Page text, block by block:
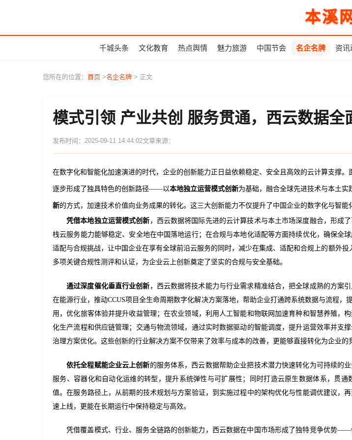
本溪网
千城头条 文化教育 热点舆情 魅力旅游 中国节会 名企名牌 资讯
您所在的位置： 首页 >名企名牌 > 正文
模式引领 产业共创 服务贯通，西云数据全
发布时间：2025-09-11 14:44:02文章来源：
在数字化和智能化加速演进的时代，企业的创新能力正日益依赖稳定、安全且高效的云计算支撑
逐步形成了独具特色的创新路径——以本地独立运营模式创新为基础，融合全球先进技术与本土实
新的方式，加速技术价值向业务成果的转化。这三大创新能力不仅提升了中国企业的数字化与智
凭借本地独立运营模式创新 ，西云数据将国际先进的云计算技术与本土市场深度融合，形成
栈云服务能力能够稳定、安全地在中国落地运行；在合规与本地化适配等方面持续优化，确保全
适配与合规挑战，让中国企业在享有全球前沿云服务的同时，减少在集成、适配和合规上的额外
多项关键合规性测评和认证，为企业云上创新奠定了坚实的合规与安全基础。
通过深度催化垂直行业创新 ，西云数据将技术能力与行业需求精准结合，把全球成熟的方案
在能源行业，推动CCUS项目全生命周期数字化解决方案落地，帮助企业打通跨系统数据与流程
用，优化旅客体验并提升收益管理；在农业领域，利用人工智能和物联网加速育种和智慧养殖
化生产流程和供应链管理；交通与物流领域，通过实时数据驱动的智能调度，提升运营效率并支
治理方案优化。这些创新的行业解决方案不仅带来了效率与成本的改善，更能够直接转化为企业的
依托全程赋能企业云上创新的服务体系，西云数据帮助企业把技术潜力快速转化为可持续的
服务、容器化和自动化运维的转型，提升系统弹性与可扩展性；同时打造云原生数据体系，贯
值。在服务路径上，从前期的技术规划与方案验证，到实施过程中的架构优化与性能调优建议，
速上线，更能在长期运行中保持稳定与高效。
凭借覆盖模式、行业、服务全链路的创新能力，西云数据在中国市场形成了独特竞争优势